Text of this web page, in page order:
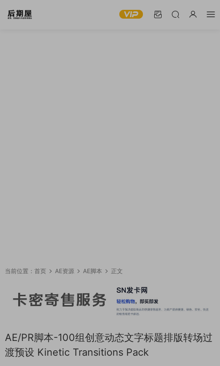
当前位置： 首页 AE资源 AE脚本 正文
AE/PR脚本-100组创意动态文字标题排版转场过
渡预设 Kinetic Transitions Pack